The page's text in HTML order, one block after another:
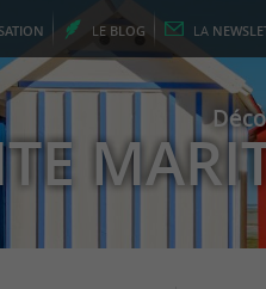
LE BLOG LA